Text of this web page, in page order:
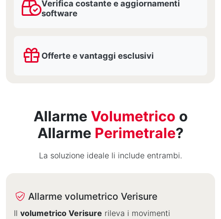
Verifica costante e aggiornamenti
software
Offerte e vantaggi esclusivi
Allarme Volumetrico o
Allarme Perimetrale?
La soluzione ideale li include entrambi.
Allarme volumetrico Verisure
Il volumetrico Verisure rileva i movimenti